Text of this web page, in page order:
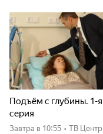
Подъём с глубины. 1-я
серия
Завтра в 10:55 • ТВ Центр